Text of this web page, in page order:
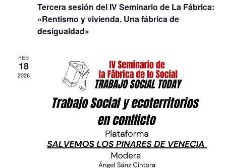
Tercera sesión del IV Seminario de La Fábrica:
«Rentismo y vivienda. Una fábrica de
desigualdad»
FEB
18
2026